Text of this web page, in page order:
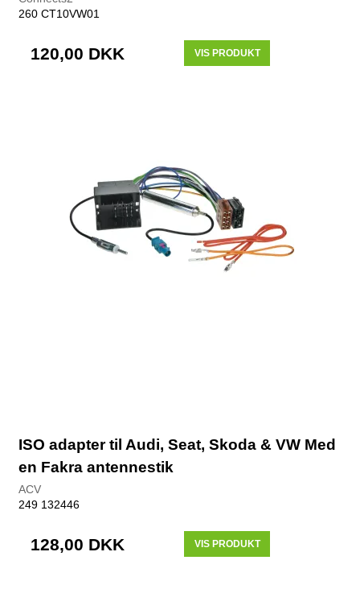
260 CT10VW01
120,00 DKK VIS PRODUKT
ISO adapter til Audi, Seat, Skoda & VW Med
en Fakra antennestik
ACV
249 132446
128,00 DKK VIS PRODUKT